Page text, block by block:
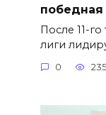
победная
После 11-
лиги
0 235